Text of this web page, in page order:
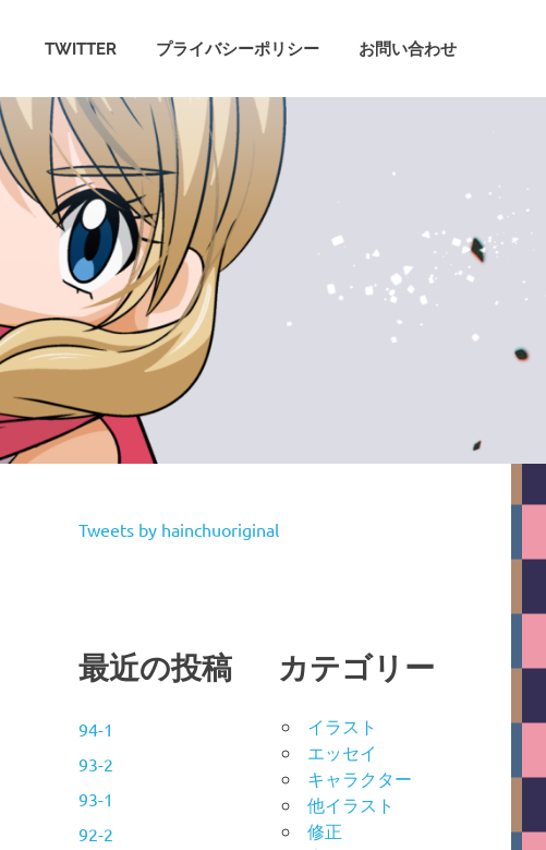
TWITTER プライバシーポリシー お問い合わせ
Tweets by hainchuoriginal
最近の投稿
94-1
93-2
93-1
92-2
カテゴリー
イラスト
エッセイ
キャラクター
他イラスト
修正